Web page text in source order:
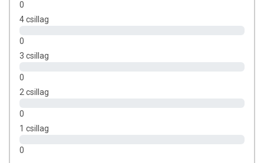
Minőségét megőrzi:
Tárolás:
0
4 csillag
0
3 csillag
0
2 csillag
0
1 csillag
0